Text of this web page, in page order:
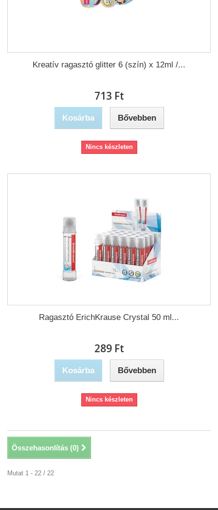
Kreatív ragasztó glitter 6 (szín) x 12ml /...
713 Ft‎
Kosárba Bővebben
Nincs készleten
Ragasztó ErichKrause Crystal 50 ml...
289 Ft‎
Kosárba Bővebben
Nincs készleten
Összehasonlítás (0)
Mutat 1 - 22 / 22